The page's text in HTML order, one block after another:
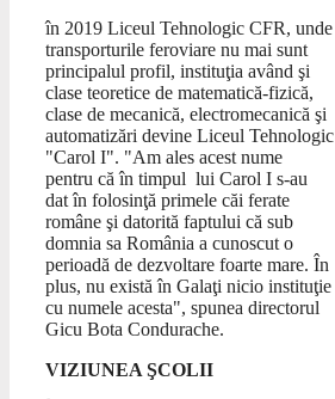
în 2019 Liceul Tehnologic CFR, unde
transporturile feroviare nu mai sunt
principalul profil, instituţia având şi
clase teoretice de matematică-fizică,
clase de mecanică, electromecanică şi
automatizări devine Liceul Tehnologic
"Carol I". "Am ales acest nume
pentru că în timpul lui Carol I s-au
dat în folosinţă primele căi ferate
române şi datorită faptului că sub
domnia sa România a cunoscut o
perioadă de dezvoltare foarte mare. În
plus, nu există în Galaţi nicio instituţie
cu numele acesta", spunea directorul
Gicu Bota Condurache.
VIZIUNEA ŞCOLII